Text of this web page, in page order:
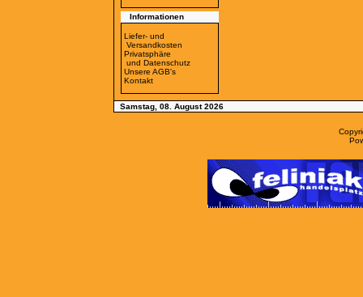
Informationen
Liefer- und
Versandkosten
Privatsphäre
und Datenschutz
Unsere AGB's
Kontakt
Samstag, 08. August 2026